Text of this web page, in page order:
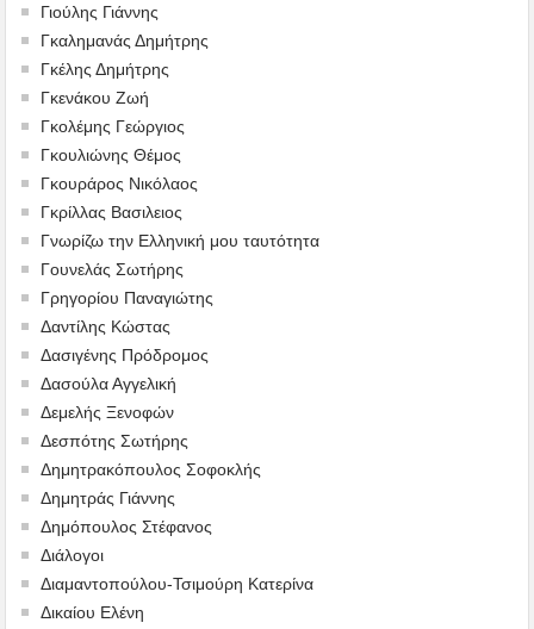
Γιούλης Γιάννης
Γκαλημανάς Δημήτρης
Γκέλης Δημήτρης
Γκενάκου Ζωή
Γκολέμης Γεώργιος
Γκουλιώνης Θέμος
Γκουράρος Νικόλαος
Γκρίλλας Βασιλειος
Γνωρίζω την Ελληνική μου ταυτότητα
Γουνελάς Σωτήρης
Γρηγορίου Παναγιώτης
Δαντίλης Κώστας
Δασιγένης Πρόδρομος
Δασούλα Αγγελική
Δεμελής Ξενοφών
Δεσπότης Σωτήρης
Δημητρακόπουλος Σοφοκλής
Δημητράς Γιάννης
Δημόπουλος Στέφανος
Διάλογοι
Διαμαντοπούλου-Τσιμούρη Κατερίνα
Δικαίου Ελένη